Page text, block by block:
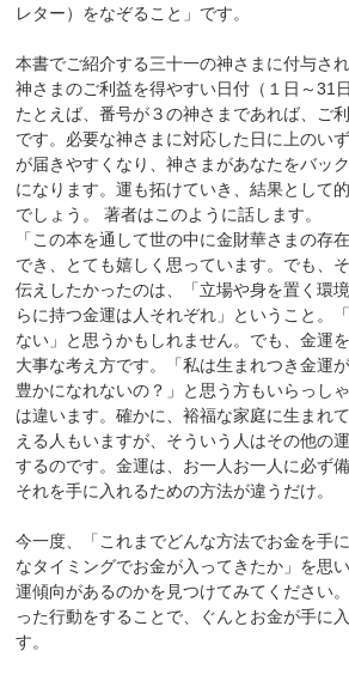
レター）をなぞること」です。
本書でご紹介する三十一の神さまに付与さ
神さまのご利益を得やすい日付（１日～31
たとえば、番号が３の神さまであれば、ご
です。必要な神さまに対応した日に上のい
が届きやすくなり、神さまがあなたをバッ
になります。運も拓けていき、結果として
でしょう。 著者はこのように話します。
「この本を通して世の中に金財華さまの存
でき、とても嬉しく思っています。でも、
伝えしたかったのは、「立場や身を置く環
らに持つ金運は人それぞれ」ということ。
ない」と思うかもしれません。でも、金運
大事な考え方です。「私は生まれつき金運
豊かになれないの？」と思う方もいらっし
は違います。確かに、裕福な家庭に生まれ
える人もいますが、そういう人はその他の
するのです。金運は、お一人お一人に必ず
それを手に入れるための方法が違うだけ。
今一度、「これまでどんな方法でお金を手
なタイミングでお金が入ってきたか」を思
運傾向があるのかを見つけてみてください
った行動をすることで、ぐんとお金が手に
す。